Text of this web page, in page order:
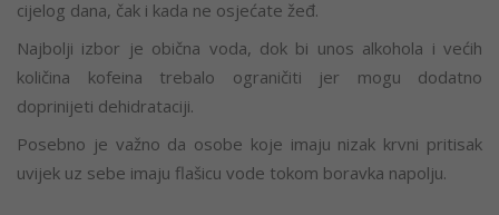
cijelog dana, čak i kada ne osjećate žeđ.
Najbolji izbor je obična voda, dok bi unos alkohola i većih
količina kofeina trebalo ograničiti jer mogu dodatno
doprinijeti dehidrataciji.
Posebno je važno da osobe koje imaju nizak krvni pritisak
uvijek uz sebe imaju flašicu vode tokom boravka napolju.